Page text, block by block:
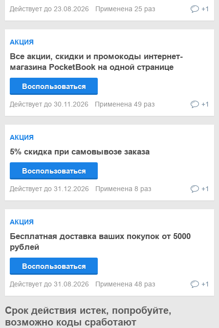
Действует до 23.08.2026 Применена 25 раз +1
АКЦИЯ
Все акции, скидки и промокоды интернет-
магазина PocketBook на одной странице
Воспользоваться
Действует до 30.11.2026 Применена 49 раз +1
АКЦИЯ
5% скидка при самовывозе заказа
Воспользоваться
Действует до 31.12.2026 Применена 8 раз +1
АКЦИЯ
Бесплатная доставка ваших покупок от 5000
рублей
Воспользоваться
Действует до 31.08.2026 Применена 48 раз +1
Срок действия истек, попробуйте,
возможно коды сработают